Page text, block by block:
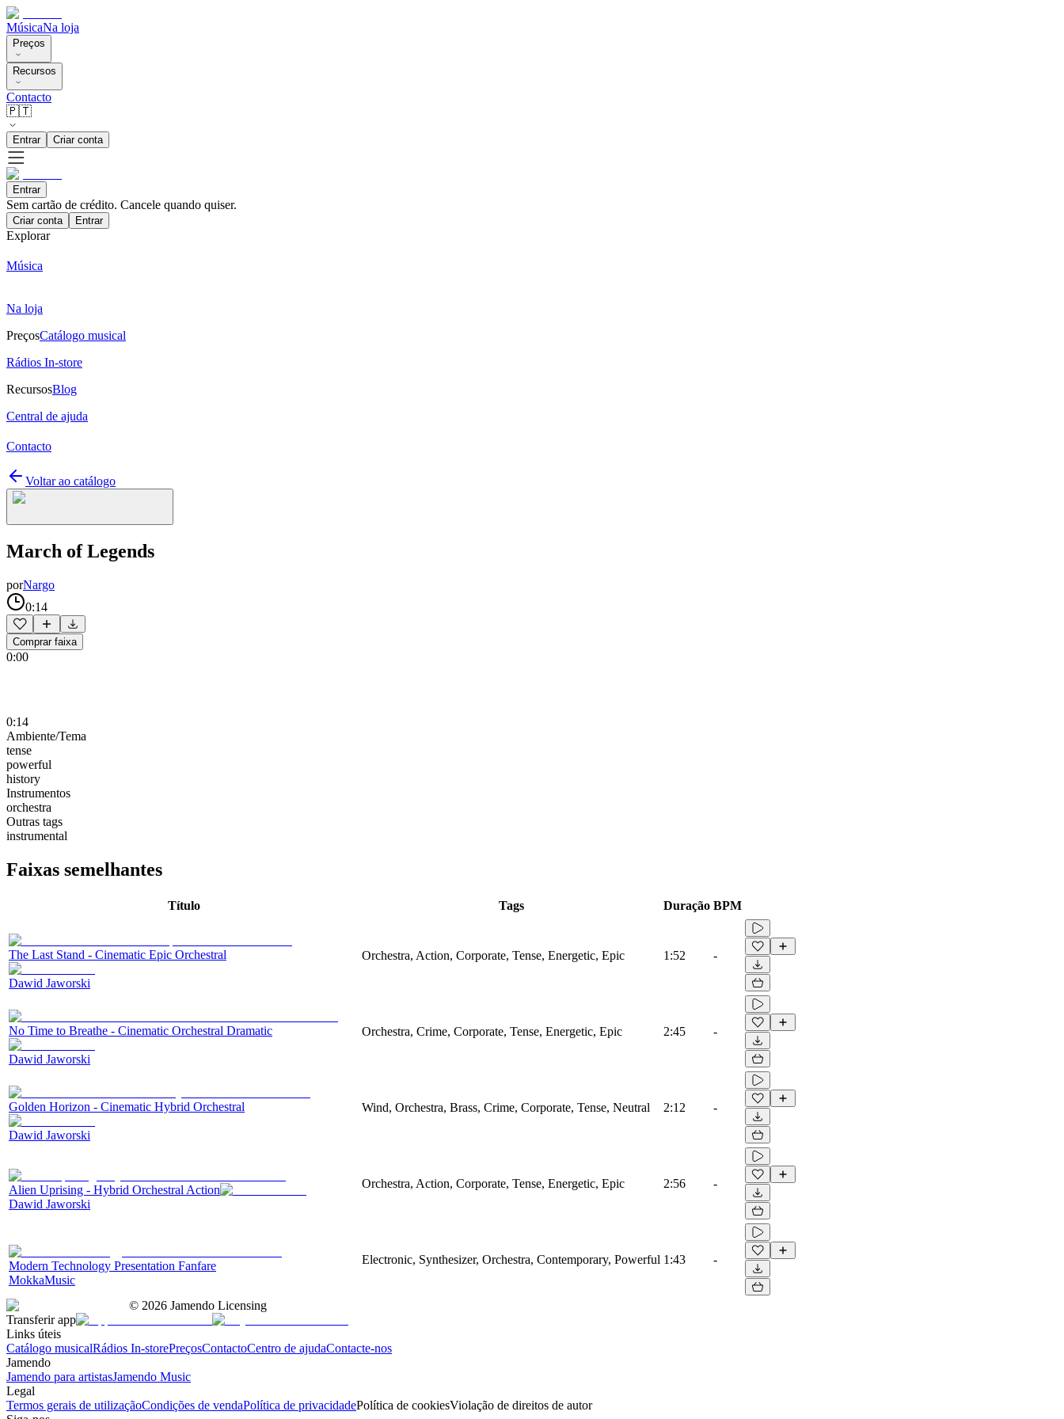
MúsicaNa loja
Preços
Recursos
Contacto
🇵🇹
Entrar Criar conta
Entrar
Sem cartão de crédito. Cancele quando quiser.
Criar conta Entrar
Explorar
Música
Na loja
PreçosCatálogo musical
Rádios In-store
RecursosBlog
Central de ajuda
Contacto
Voltar ao catálogo
March of Legends
porNargo
0:14
Comprar faixa
0:00
0:14
Ambiente/Tema
tense
powerful
history
Instrumentos
orchestra
Outras tags
instrumental
Faixas semelhantes
Título Tags Duração BPM
The Last Stand - Cinematic Epic Orchestral
Dawid Jaworski
Orchestra, Action, Corporate, Tense, Energetic, Epic 1:52 -
No Time to Breathe - Cinematic Orchestral Dramatic
Dawid Jaworski
Orchestra, Crime, Corporate, Tense, Energetic, Epic 2:45 -
Golden Horizon - Cinematic Hybrid Orchestral
Dawid Jaworski
Wind, Orchestra, Brass, Crime, Corporate, Tense, Neutral 2:12 -
Alien Uprising - Hybrid Orchestral Action
Dawid Jaworski
Orchestra, Action, Corporate, Tense, Energetic, Epic 2:56 -
Modern Technology Presentation Fanfare
MokkaMusic
Electronic, Synthesizer, Orchestra, Contemporary, Powerful 1:43 -
© 2026 Jamendo Licensing
Transferir app
Links úteis
Catálogo musicalRádios In-storePreçosContactoCentro de ajudaContacte-nos
Jamendo
Jamendo para artistasJamendo Music
Legal
Termos gerais de utilizaçãoCondições de vendaPolítica de privacidadePolítica de cookiesViolação de direitos de autor